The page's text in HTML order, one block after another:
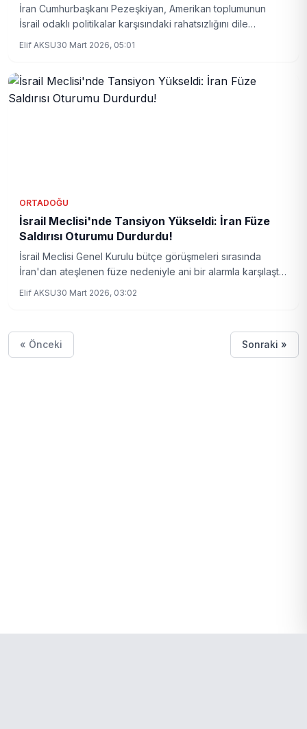
İran Cumhurbaşkanı Pezeşkiyan, Amerikan toplumunun
İsrail odaklı politikalar karşısındaki rahatsızlığını dile
Elif AKSU30 Mart 2026, 05:01
ORTADOĞU
İsrail Meclisi'nde Tansiyon Yükseldi: İran Füze
Saldırısı Oturumu Durdurdu!
İsrail Meclisi Genel Kurulu bütçe görüşmeleri sırasında
İran'dan ateşlenen füze nedeniyle ani bir alarmla karşılaştı.
Elif AKSU30 Mart 2026, 03:02
« Önceki Sonraki »